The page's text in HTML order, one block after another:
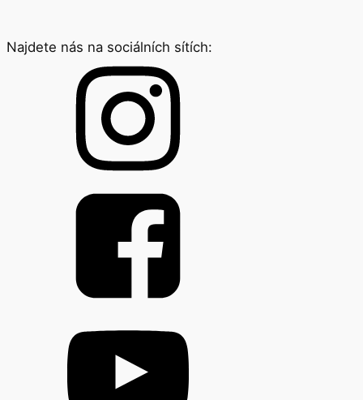
Najdete nás na sociálních sítích: